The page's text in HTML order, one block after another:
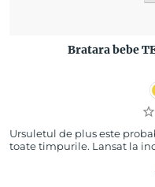
Bratara bebe
Ursuletul de plus este
toate timpurile. Lansat la